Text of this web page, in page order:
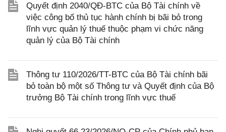
Quyết định 2040/QĐ-BTC của Bộ Tài chính về
việc công bố thủ tục hành chính bị bãi bỏ trong
lĩnh vực quản lý thuế thuộc phạm vi chức năng
quản lý của Bộ Tài chính
Thông tư 110/2026/TT-BTC của Bộ Tài chính bãi
bỏ toàn bộ một số Thông tư và Quyết định của Bộ
trưởng Bộ Tài chính trong lĩnh vực thuế